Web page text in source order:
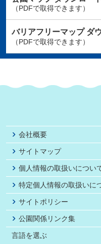
（PDFで取得できます）
バリアフリーマップダ
（PDFで取得できます）
会社概要
サイトマップ
個人情報の取扱いについ
特定個人情報の取扱いに
サイトポリシー
公園関係リンク集
言語を選ぶ